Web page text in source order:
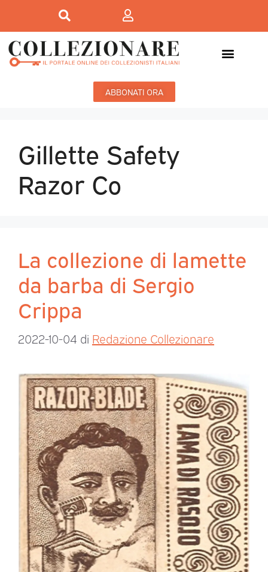
ABBONATI ORA
Gillette Safety
Razor Co
La collezione di lamette
da barba di Sergio
Crippa
2022-10-04 di Redazione Collezionare